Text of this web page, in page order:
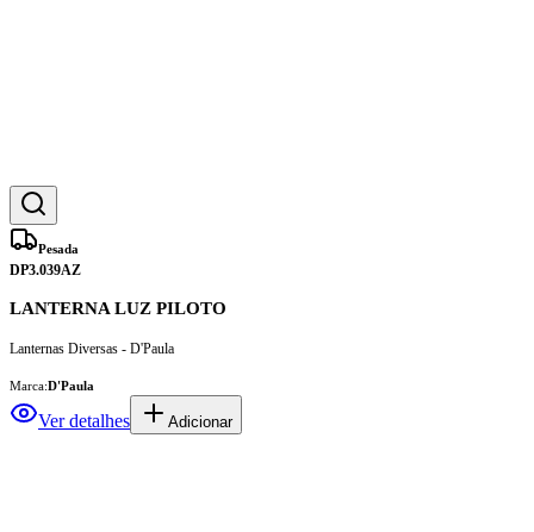
Pesada
DP3.039AZ
LANTERNA LUZ PILOTO
Lanternas Diversas - D'Paula
Marca:D'Paula
Ver detalhes Adicionar